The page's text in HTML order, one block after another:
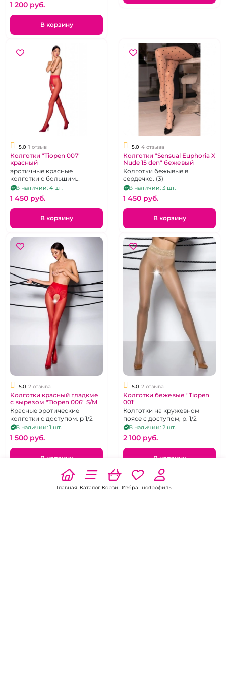
1 200 pуб.
В корзину
5.0 1 отзыв
Колготки "Tiopen 007"
красный
эротичные красные
колготки с большим
доступом
В наличии: 4 шт.
1 450 pуб.
В корзину
5.0 4 отзыва
Колготки "Sensual Euphoria X
Nude 15 den" бежевый
Колготки бежывые в
сердечко. (3)
В наличии: 3 шт.
1 450 pуб.
В корзину
5.0 2 отзыва
Колготки красный гладкме
с вырезом "Tiopen 006" S/M
Красные эротические
колготки с доступом. р 1/2
В наличии: 1 шт.
1 500 pуб.
В корзину
5.0 2 отзыва
Колготки бежевые "Tiopen
001"
Колготки на кружевном
поясе с доступом, р. 1/2
В наличии: 2 шт.
2 100 pуб.
В корзину
Главная Каталог КорзинаИзбранноеПрофиль